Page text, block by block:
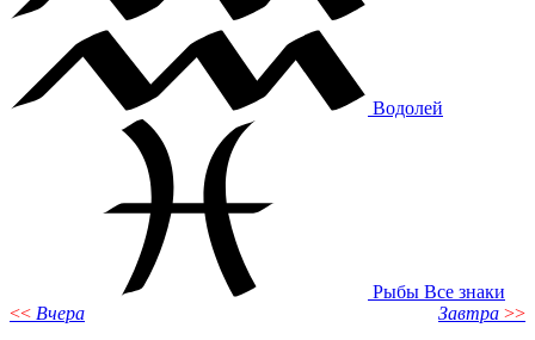
Водолей
Рыбы Все знаки
<< Вчера Завтра >>